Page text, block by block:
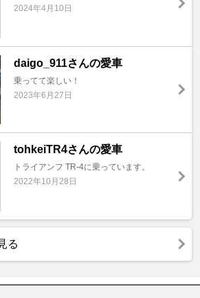
2024年4月10日
daigo_911さんの愛車
乗ってて楽しい！
2023年6月27日
tohkeiTR4さんの愛車
トライアンフ TR-4に乗っています。
2022年10月28日
る